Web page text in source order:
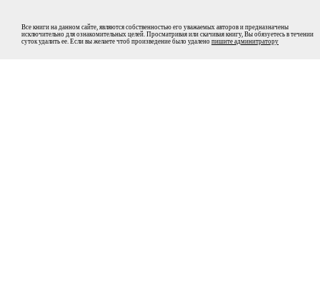
Все книги на данном сайте, являются собственностью его уважаемых авторов и предназначены
исключительно для ознакомительных целей. Просматривая или скачивая книгу, Вы обязуетесь в течении
суток удалить ее. Если вы желаете чтоб произведение было удалено пишите админитратору